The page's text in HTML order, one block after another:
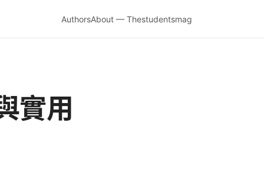
AuthorsAbout — Thestudentsmag
實用